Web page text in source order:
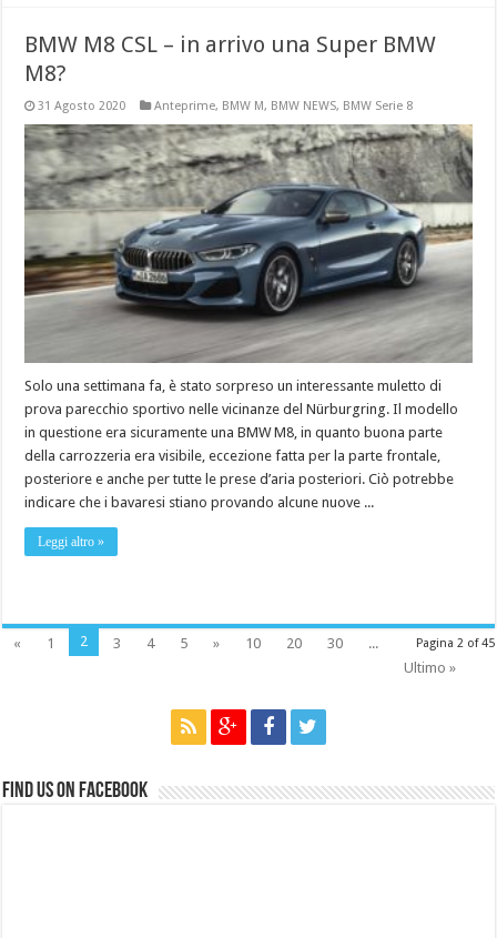
BMW M8 CSL – in arrivo una Super BMW
M8?
31 Agosto 2020 Anteprime, BMW M, BMW NEWS, BMW Serie 8
Solo una settimana fa, è stato sorpreso un interessante muletto di
prova parecchio sportivo nelle vicinanze del Nürburgring. Il modello
in questione era sicuramente una BMW M8, in quanto buona parte
della carrozzeria era visibile, eccezione fatta per la parte frontale,
posteriore e anche per tutte le prese d’aria posteriori. Ciò potrebbe
indicare che i bavaresi stiano provando alcune nuove ...
Leggi altro »
Pagina 2 of 45
« 1 2 3 4 5 » 10 20 30
...
Ultimo »
Find us on Facebook